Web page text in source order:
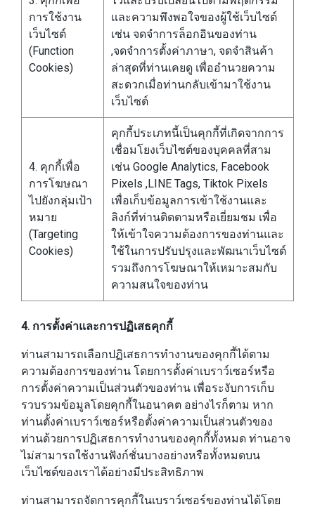
การใช้งาน
เว็บไซต์
(Function
Cookies)
และความพึงพอใจของผู้ใช้เว็บไซต์
เช่น จดจำการล็อกอินของท่าน
,จดจำการตั้งค่าภาษา, จดจำสินค้า
ล่าสุดที่ท่านเคยดู เพื่ออำนวยความ
สะดวกเมื่อท่านกลับเข้ามาใช้งาน
เว็บไซต์
4. คุกกี้เพื่อ
การโฆษณา
ไปยังกลุ่มเป้า
หมาย
(Targeting
Cookies)
คุกกี้ประเภทนี้เป็นคุกกี้ที่เกิดจากการ
เชื่อมโยงเว็บไซต์ของบุคคลที่สาม
เช่น Google Analytics, Facebook
Pixels ,LINE Tags, Tiktok Pixels
เพื่อเก็บข้อมูลการเข้าใช้งานและ
ลิงก์ที่ท่านติดตามหรือเยี่ยมชม เพื่อ
ให้เข้าใจความต้องการของท่านและ
ใช้ในการปรับปรุงและพัฒนาเว็บไซต์
รวมถึงการโฆษณาให้เหมาะสมกับ
ความสนใจของท่าน
4. การตั้งค่าและการปฏิเสธคุกกี้
ท่านสามารถเลือกปฏิเสธการทำงานของคุกกี้ได้ตาม
ความต้องการของท่าน โดยการตั้งค่าเบราว์เซอร์หรือ
การตั้งค่าความเป็นส่วนตัวของท่าน เพื่อระงับการเก็บ
รวบรวมข้อมูลโดยคุกกี้ในอนาคต อย่างไรก็ตาม หาก
ท่านตั้งค่าเบราว์เซอร์หรือตั้งค่าความเป็นส่วนตัวของ
ท่านด้วยการปฏิเสธการทำงานของคุกกี้ทั้งหมด ท่านอาจ
ไม่สามารถใช้งานฟังก์ชั่นบางอย่างหรือทั้งหมดบน
เว็บไซต์ของเราได้อย่างมีประสิทธิภาพ
ท่านสามารถจัดการคุกกี้ในเบราว์เซอร์ของท่านได้โดย